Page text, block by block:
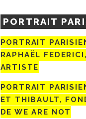
PORTRAIT
PORTRAIT
RAPHAËL
ARTISTE
PORTRAIT
ET THIBAULT,
DE WE ARE NOT